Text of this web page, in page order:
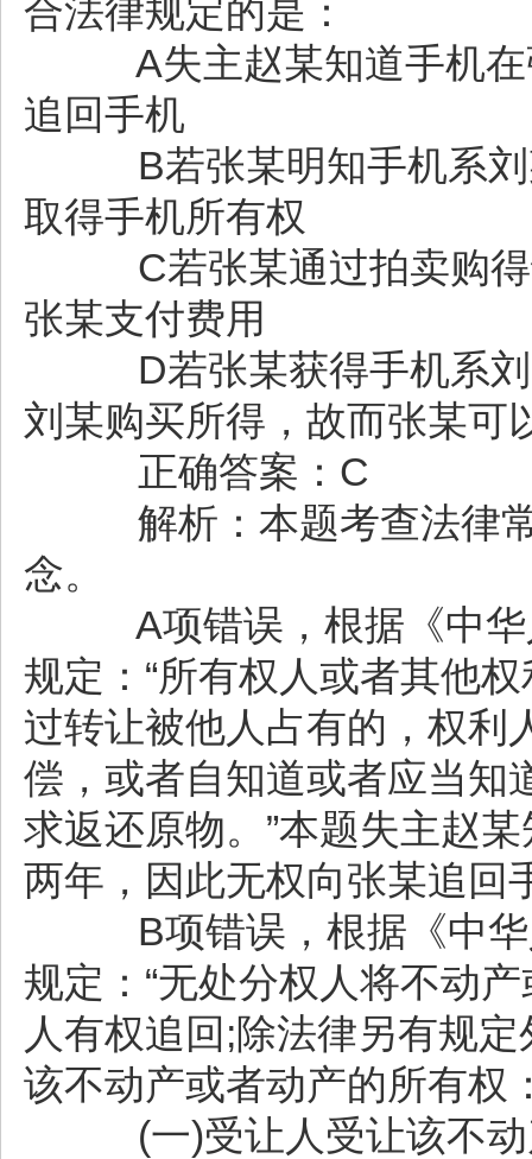
合法律规定的是：
A失主赵某知道手机在
追回手机
B若张某明知手机系刘
取得手机所有权
C若张某通过拍卖购得
张某支付费用
D若张某获得手机系刘
刘某购买所得，故而张某可
正确答案：C
解析：本题考查法律常
念。
A项错误，根据《中华
规定：“所有权人或者其他
过转让被他人占有的，权利
偿，或者自知道或者应当知
求返还原物。”本题失主赵
两年，因此无权向张某追回
B项错误，根据《中华
规定：“无处分权人将不动
人有权追回;除法律另有规
该不动产或者动产的所有权
(一)受让人受让该不动